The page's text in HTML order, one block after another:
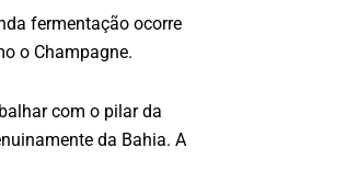
fermentação ocorre
o Champagne.
com o pilar da
da Bahia. A